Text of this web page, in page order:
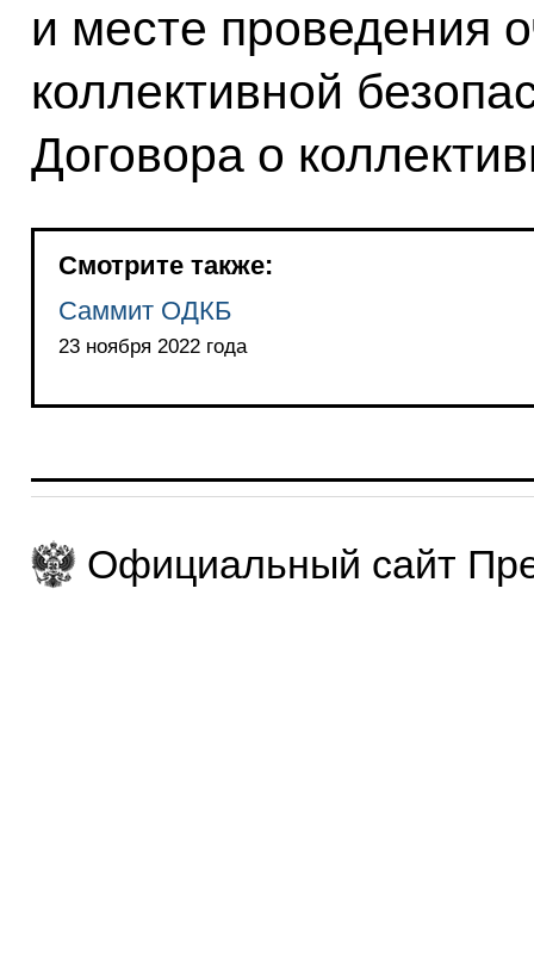
и месте проведения
коллективной
Договора о
Смотрите также:
Саммит ОДКБ
23 ноября 2022 года
Официальный сайт